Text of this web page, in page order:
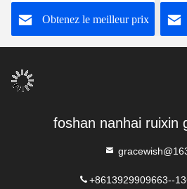
Obtenez le meilleur prix
foshan nanhai ruixin
+8613929909663--